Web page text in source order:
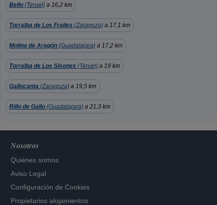
Bello (Teruel) a 16,2 km
Torralba de Los Frailes (Zaragoza) a 17,1 km
Molina de Aragón (Guadalajara) a 17,2 km
Torralba de Los Sisones (Teruel) a 19 km
Gallocanta (Zaragoza) a 19,5 km
Rillo de Gallo (Guadalajara) a 21,3 km
Nosotros
Quiénes somos
Aviso Legal
Configuración de Cookies
Propietarios alojamientos